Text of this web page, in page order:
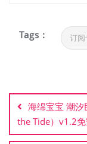
Tags : 订阅
章
导
航
海绵宝宝 潮
the Tide）v1.2